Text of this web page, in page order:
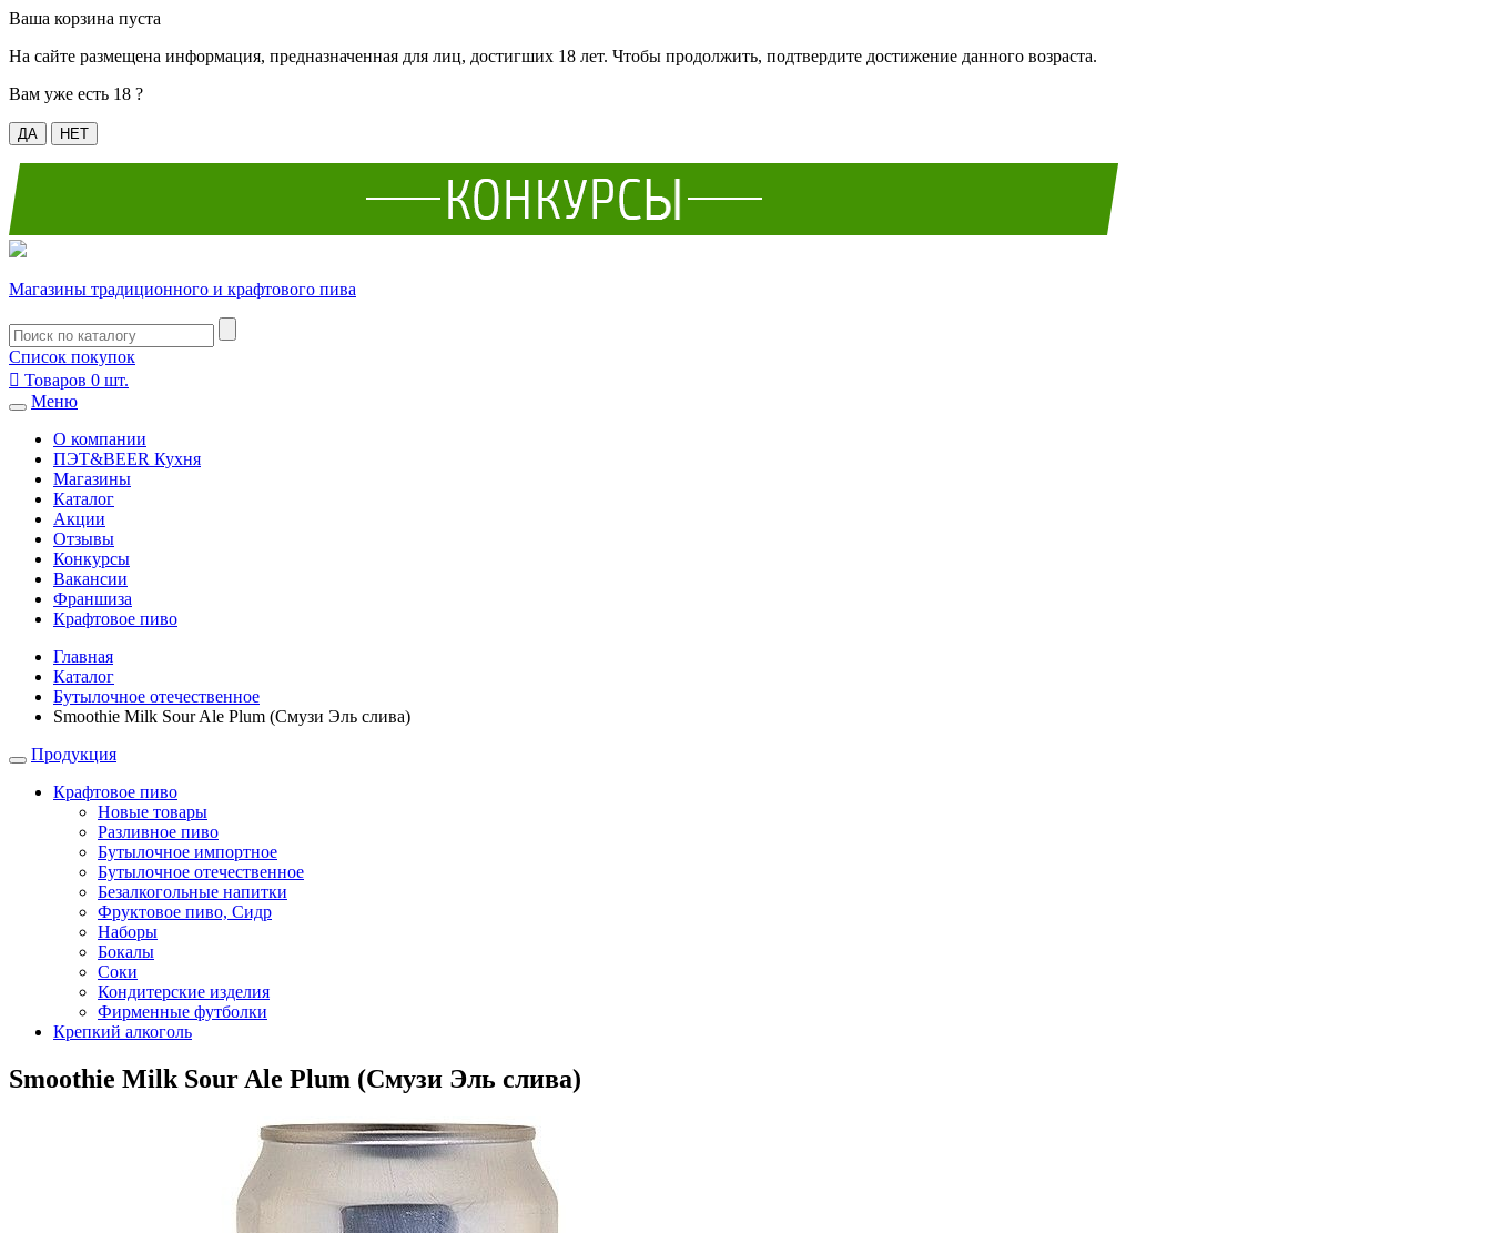
Ваша корзина пуста
На сайте размещена информация, предназначенная для лиц, достигших 18 лет. Чтобы продолжить, подтвердите достижение данного возраста.
Вам уже есть 18 ?
ДА НЕТ
Магазины традиционного и крафтового пива
Список покупок
 Товаров 0 шт.
Меню
О компании
ПЭТ&BEER Кухня
Магазины
Каталог
Акции
Отзывы
Конкурсы
Вакансии
Франшиза
Крафтовое пиво
Главная
Каталог
Бутылочное отечественное
Smoothie Milk Sour Ale Plum (Смузи Эль слива)
Продукция
Крафтовое пиво
Новые товары
Разливное пиво
Бутылочное импортное
Бутылочное отечественное
Безалкогольные напитки
Фруктовое пиво, Сидр
Наборы
Бокалы
Соки
Кондитерские изделия
Фирменные футболки
Крепкий алкоголь
Smoothie Milk Sour Ale Plum (Смузи Эль слива)